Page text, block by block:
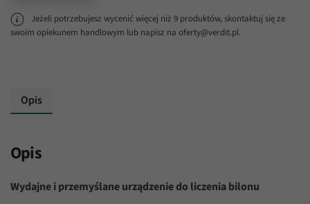
GloverJeżeli potrzebujesz wycenić więcej niż 9 produktów, skontaktuj się ze
swoim opiekunem handlowym lub napisz na oferty@verdit.pl.
Opis
Opis
Wydajne i przemyślane urządzenie do liczenia bilonu